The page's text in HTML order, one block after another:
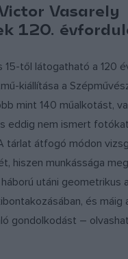
Vasarely
120.
15-től látogatható a 120
kiállítása a
mint 140 műalkotást,
eddig nem ismert
tárlat átfogó módon
hiszen munkássága
utáni geometrikus
és máig
gondolkodást –